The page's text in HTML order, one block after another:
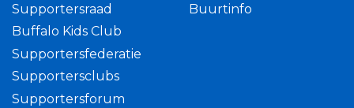
Supportersraad
Buffalo Kids Club
Supportersfederatie
Supportersclubs
Supportersforum
Buurtinfo